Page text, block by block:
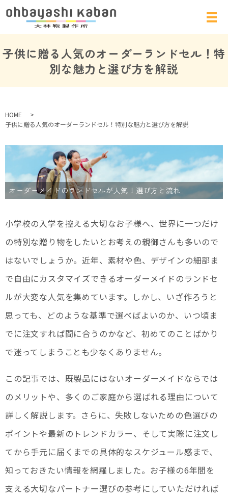
子供に贈る人気のオーダーランドセル！特
別な魅力と選び方を解説
HOME
子供に贈る人気のオーダーランドセル！特別な魅力と選び方を解説
オーダーメイドのランドセルが人気！選び方と流れ
小学校の入学を控える大切なお子様へ、世界に一つだけ
の特別な贈り物をしたいとお考えの親御さんも多いので
はないでしょうか。近年、素材や色、デザインの細部ま
で自由にカスタマイズできるオーダーメイドのランドセ
ルが大変な人気を集めています。しかし、いざ作ろうと
思っても、どのような基準で選べばよいのか、いつ頃ま
でに注文すれば間に合うのかなど、初めてのことばかり
で迷ってしまうことも少なくありません。
この記事では、既製品にはないオーダーメイドならでは
のメリットや、多くのご家庭から選ばれる理由について
詳しく解説します。さらに、失敗しないための色選びの
ポイントや最新のトレンドカラー、そして実際に注文し
てから手元に届くまでの具体的なスケジュール感まで、
知っておきたい情報を網羅しました。お子様の6年間を
支える大切なパートナー選びの参考にしていただければ